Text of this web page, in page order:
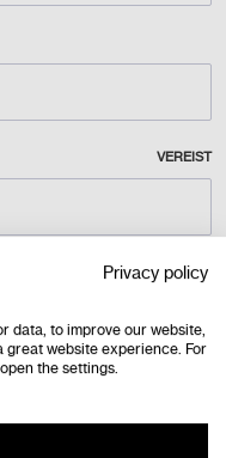
VEREIST
Privacy policy
data, to improve our website,
great website experience. For
the settings.